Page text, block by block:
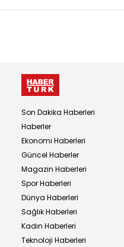
Son Dakika Haberleri
Haberler
Ekonomi Haberleri
Güncel Haberler
Magazin Haberleri
Spor Haberleri
Dünya Haberleri
Sağlık Haberleri
Kadın Haberleri
Teknoloji Haberleri